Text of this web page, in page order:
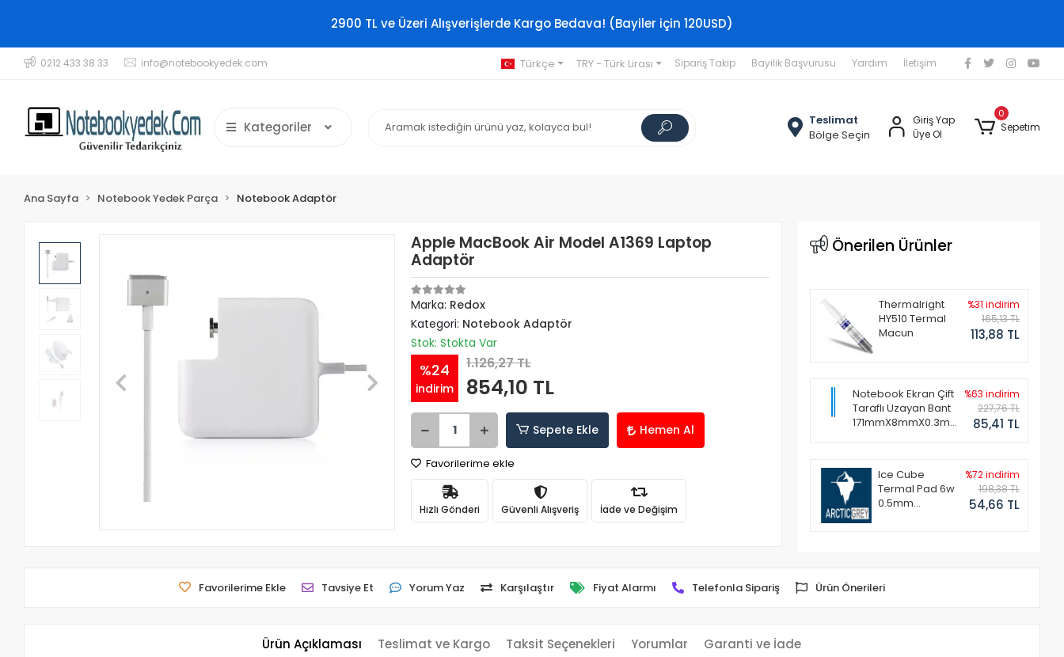
2900 TL ve Üzeri Alışverişlerde Kargo Bedava! (Bayiler için 120USD)
0212 433 38 33 info@notebookyedek.com Türkçe TRY - Türk Lirası Sipariş Takip Bayilik Başvurusu Yardım İletişim
Kategoriler
Teslimat
Bölge Seçin
Giriş Yap
Üye Ol
0
Sepetim
Ana Sayfa Notebook Yedek Parça Notebook Adaptör
Apple MacBook Air Model A1369 Laptop
Adaptör
Marka: Redox
Kategori: Notebook Adaptör
Stok: Stokta Var
%24
indirim
1.126,27 TL
854,10 TL
Sepete Ekle Hemen Al
Favorilerime ekle
Hızlı Gönderi Güvenli Alışveriş İade ve Değişim
Önerilen Ürünler
Thermalright
HY510 Termal
Macun
%31 indirim
165,13 TL
113,88 TL
Notebook Ekran Çift
Taraflı Uzayan Bant
171mmX8mmX0.3mm
%63 indirim
227,76 TL
85,41 TL
Ice Cube
Termal Pad 6w
0.5mm
%72 indirim
198,38 TL
54,66 TL
Favorilerime Ekle Tavsiye Et Yorum Yaz Karşılaştır Fiyat Alarmı Telefonla Sipariş Ürün Önerileri
Ürün Açıklaması Teslimat ve Kargo Taksit Seçenekleri Yorumlar Garanti ve İade